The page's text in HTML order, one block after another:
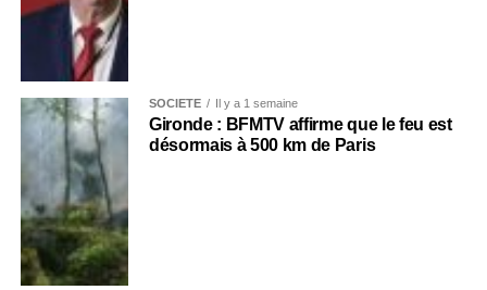
SOCIÉTÉ Il y a 1 semaine
Gironde : BFMTV affirme que le feu est
désormais à 500 km de Paris